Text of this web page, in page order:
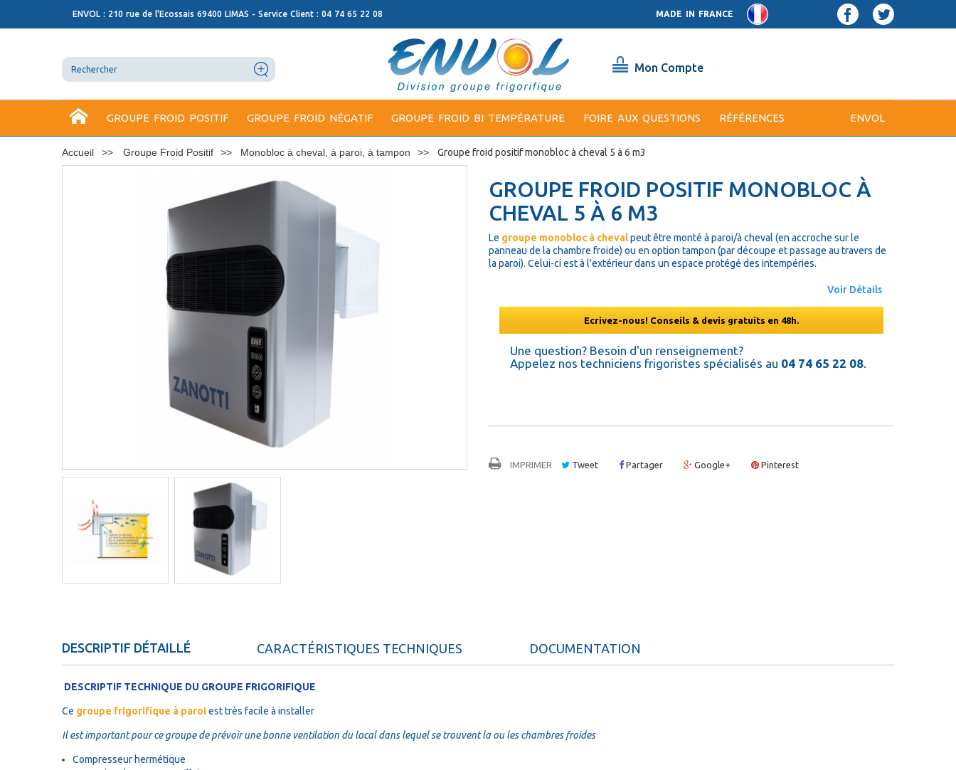
ENVOL : 210 rue de l'Ecossais 69400 LIMAS - Service Client : 04 74 65 22 08 MADE IN FRANCE
Mon Compte
GROUPE FROID POSITIF GROUPE FROID NÉGATIF GROUPE FROID BI TEMPÉRATURE FOIRE AUX QUESTIONS RÉFÉRENCES ENVOL
Accueil Groupe Froid Positif Monobloc à cheval, à paroi, à tampon Groupe froid positif monobloc à cheval 5 à 6 m3
GROUPE FROID POSITIF MONOBLOC À
CHEVAL 5 À 6 M3
Le groupe monobloc à chevalpeut être monté à paroi/à cheval (en accroche sur le
panneau de la chambre froide) ou en option tampon (par découpe et passage au travers de
la paroi). Celui-ci est à l'extérieur dans un espace protégé des intempéries.
Voir Détails
Ecrivez-nous! Conseils & devis gratuits en 48h.
Une question? Besoin d'un renseignement?
Appelez nos techniciens frigoristes spécialisés au 04 74 65 22 08.
IMPRIMER Tweet Partager Google+ Pinterest
DESCRIPTIF DÉTAILLÉ CARACTÉRISTIQUES TECHNIQUES DOCUMENTATION
DESCRIPTIF TECHNIQUE DU GROUPE FRIGORIFIQUE
Ce groupe frigorifique à paroiest très facile à installer
Il est important pour ce groupe de prévoir une bonne ventilation du local dans lequel se trouvent la ou les chambres froides
Compresseur hermétique